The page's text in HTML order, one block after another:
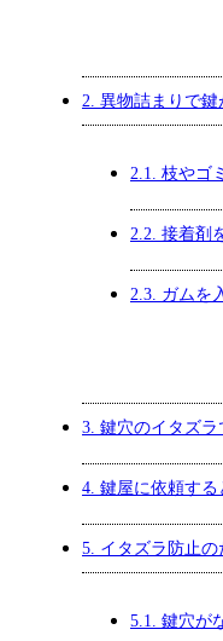
2. 異物詰まりで
2.1. 枝やゴ
2.2. 接着剤
2.3. ガムを
3. 鍵穴のイタズ
4. 鍵屋に依頼す
5. イタズラ防止
5.1. 鍵穴が